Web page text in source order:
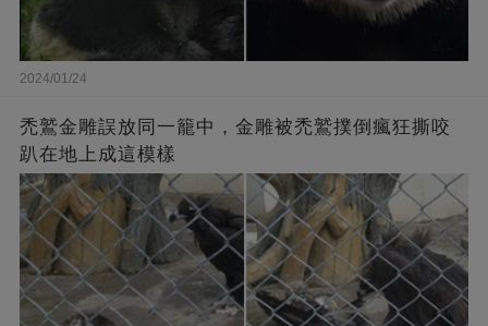
2024/01/24
禿鷲金雕誤放同一籠中，金雕被禿鷲撲倒瘋狂撕咬
趴在地上成這模樣